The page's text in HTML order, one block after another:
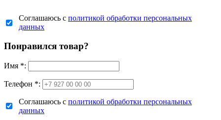
Соглашаюсь с политикой обработки персональных
данных
Понравился товар?
Имя *:
Телефон *:
Соглашаюсь с политикой обработки персональных
данных